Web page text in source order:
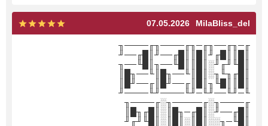
MilaBliss_del
07.05.2026
╓─╖╓──╖╓─╖╓────╖╓────╖
║█║║█╓╜║█║║█╓──╜║█╓──╜
║█╙╜╓╜░║█║║█╙──╖║█╙──╖
║█╓╖╙╖░║█║╙──╖█║╙──╖█║
║█║║█╙╖║█║╓──╜█║╓──╜█║
╙─╜╙──╜╙─╜╙────╜╙────╜
╓────╖░╓─────╖░╓────╖
║█╓──╜░║█╓─╖█║░║█╓╖█║
║█╙─╖░░║█║░║█║░║█╙╜╓╜